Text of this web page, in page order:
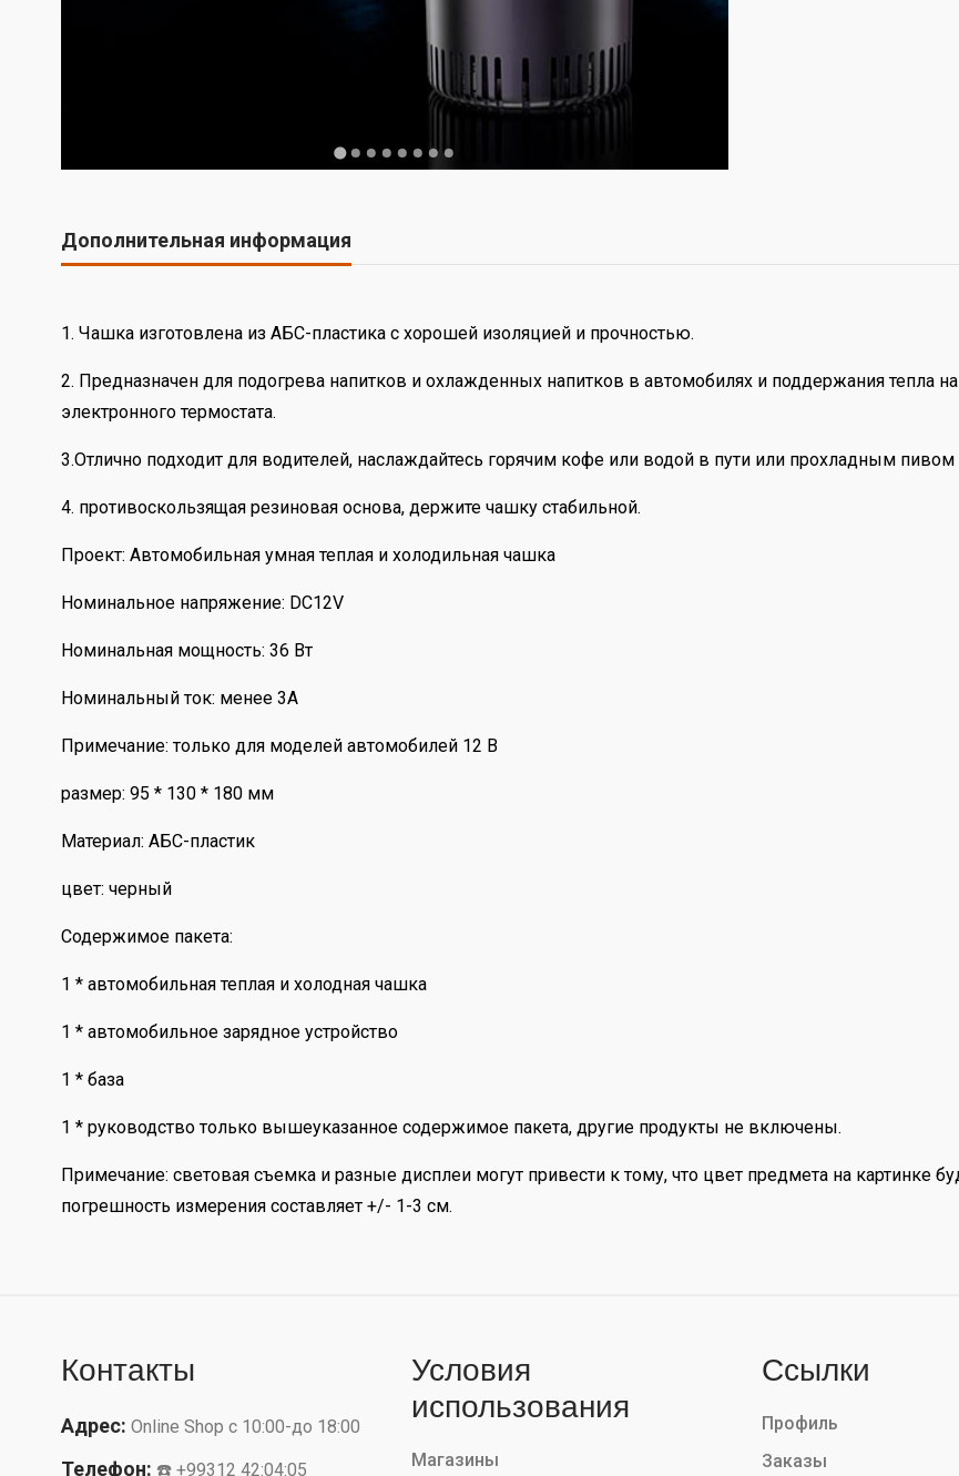
Дополнительная информация
1. Чашка изготовлена ​​из АБС-пластика с хорошей изоляцией и прочностью.
2. Предназначен для подогрева напитков и охлажденных напитков в автомобилях и поддержания тепла
электронного термостата.
3.Отлично подходит для водителей, наслаждайтесь горячим кофе или водой в пути или прохладным пивом
4. противоскользящая резиновая основа, держите чашку стабильной.
Проект: Автомобильная умная теплая и холодильная чашка
Номинальное напряжение: DC12V
Номинальная мощность: 36 Вт
Номинальный ток: менее 3А
Примечание: только для моделей автомобилей 12 В
размер: 95 * 130 * 180 мм
Материал: АБС-пластик
цвет: черный
Содержимое пакета:
1 * автомобильная теплая и холодная чашка
1 * автомобильное зарядное устройство
1 * база
1 * руководство только вышеуказанное содержимое пакета, другие продукты не включены.
Примечание: световая съемка и разные дисплеи могут привести к тому, что цвет предмета на картинке
погрешность измерения составляет +/- 1-3 см.
Контакты
Адрес: Online Shop с 10:00-до 18:00
Телефон: ☎️ +99312 42:04:05
Условия
использования
Магазины
Ссылки
Профиль
Заказы